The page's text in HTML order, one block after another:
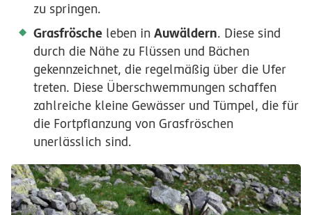
zu springen.
Grasfrösche leben in Auwäldern. Diese sind
durch die Nähe zu Flüssen und Bächen
gekennzeichnet, die regelmäßig über die Ufer
treten. Diese Überschwemmungen schaffen
zahlreiche kleine Gewässer und Tümpel, die für
die Fortpflanzung von Grasfröschen
unerlässlich sind.